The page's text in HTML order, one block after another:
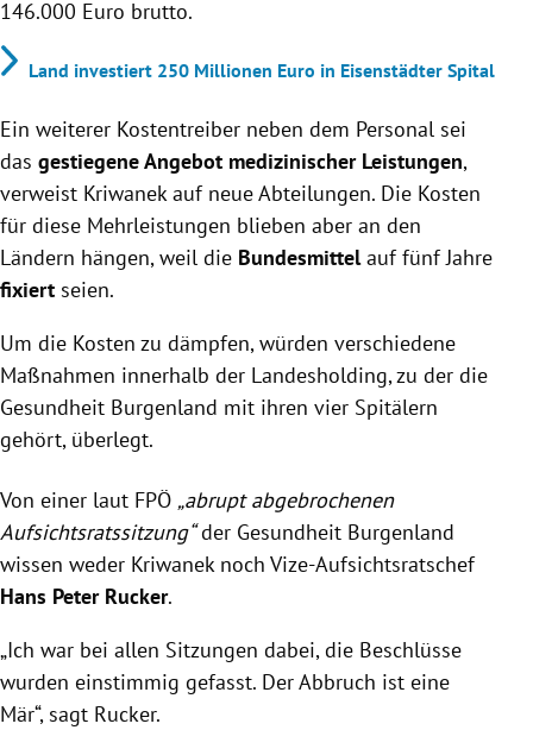
146.000 Euro brutto.
Land investiert 250 Millionen Euro in Eisenstädter Spital
Ein weiterer Kostentreiber neben dem Personal sei
das gestiegene Angebot medizinischer Leistungen,
verweist Kriwanek auf neue Abteilungen. Die Kosten
für diese Mehrleistungen blieben aber an den
Ländern hängen, weil die Bundesmittelauf fünf Jahre
fixiert seien.
Um die Kosten zu dämpfen, würden verschiedene
Maßnahmen innerhalb der Landesholding, zu der die
Gesundheit Burgenland mit ihren vier Spitälern
gehört, überlegt.
Von einer laut FPÖ „abrupt abgebrochenen
Aufsichtsratssitzung“der Gesundheit Burgenland
wissen weder Kriwanek noch Vize-Aufsichtsratschef
Hans Peter Rucker.
„Ich war bei allen Sitzungen dabei, die Beschlüsse
wurden einstimmig gefasst. Der Abbruch ist eine
Mär“, sagt Rucker.